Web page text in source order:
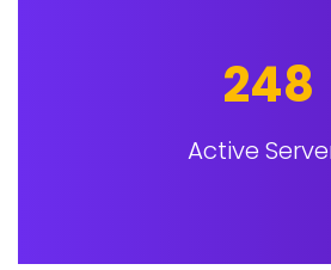
248
Active